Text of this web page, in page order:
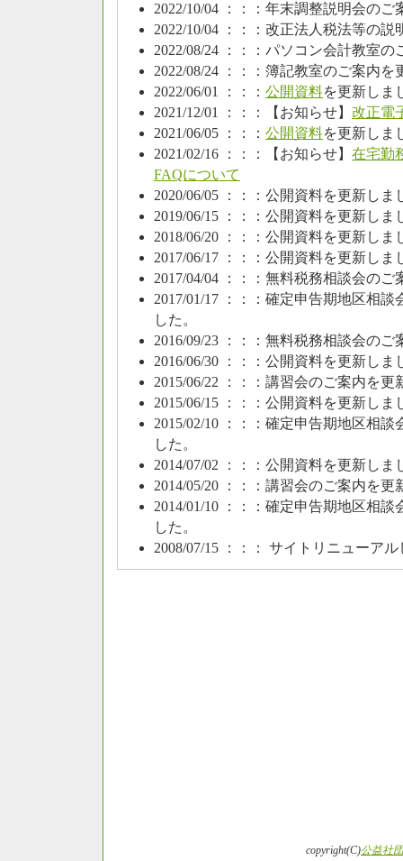
2022/10/04 ：：：年末調整説明会の
2022/10/04 ：：：改正法人税法等の
2022/08/24 ：：：パソコン会計教室
2022/08/24 ：：：簿記教室のご案内を
2022/06/01 ：：： 公開資料を更新しま
2021/12/01 ：：：【お知らせ】 改正電
2021/06/05 ：：： 公開資料を更新しま
2021/02/16 ：：：【お知らせ】 在宅勤
FAQについて
2020/06/05 ：：：公開資料を更新しま
2019/06/15 ：：：公開資料を更新しま
2018/06/20 ：：：公開資料を更新しま
2017/06/17 ：：：公開資料を更新しま
2017/04/04 ：：：無料税務相談会の
2017/01/17 ：：：確定申告期地区相
した。
2016/09/23 ：：：無料税務相談会の
2016/06/30 ：：：公開資料を更新しま
2015/06/22 ：：：講習会のご案内を更
2015/06/15 ：：：公開資料を更新しま
2015/02/10 ：：：確定申告期地区相
した。
2014/07/02 ：：：公開資料を更新しま
2014/05/20 ：：：講習会のご案内を更
2014/01/10 ：：：確定申告期地区相
した。
2008/07/15 ：：： サイトリニューア
copyright(C)公益社